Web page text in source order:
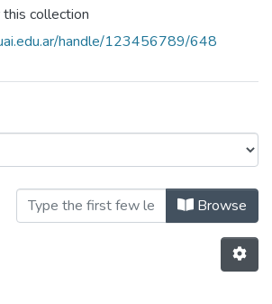
collection
handle/123456789/648
EN
Browse